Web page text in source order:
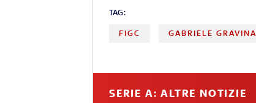
TAG:
FIGC GABRIELE GRAVINA
SERIE A: ALTRE NOTIZIE